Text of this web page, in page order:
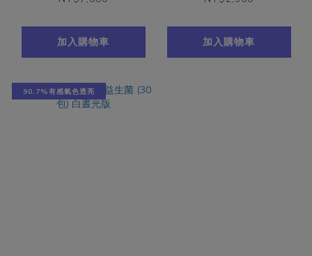
加入購物車 加入購物車
90.7%有感氣色透亮